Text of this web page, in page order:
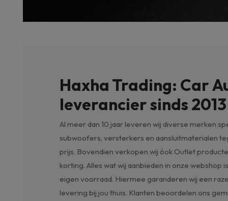
Haxha Trading: Car
leverancier sinds 2013
Al meer dan 10 jaar leveren wij diverse merken
subwoofers, versterkers en aansluitmaterialen
prijs. Bovendien verkopen wij óok Outlet
korting. Alles wat wij aanbieden in onze webshop
eigen voorraad. Hiermee garanderen wij een
levering bij jou thuis. Klanten beoordelen ons